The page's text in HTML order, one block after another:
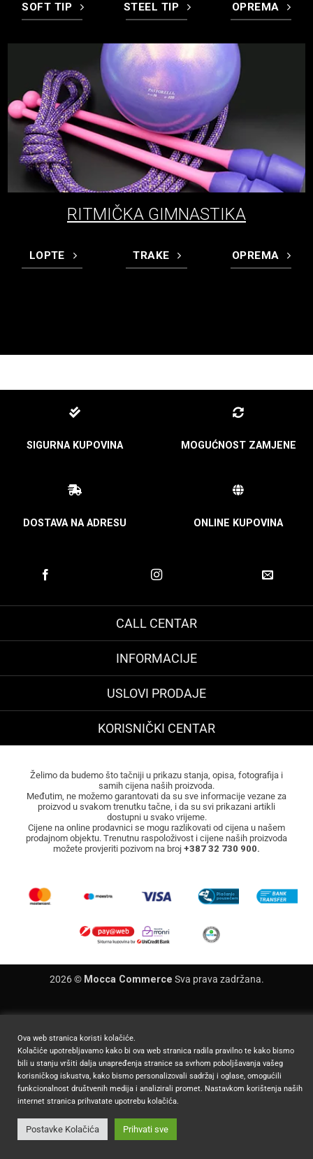
SOFT TIP STEEL TIP OPREMA
RITMIČKA GIMNASTIKA
LOPTE TRAKE OPREMA
SIGURNA KUPOVINA MOGUĆNOST ZAMJENE
DOSTAVA NA ADRESU ONLINE KUPOVINA
CALL CENTAR
INFORMACIJE
USLOVI PRODAJE
KORISNIČKI CENTAR
Želimo da budemo što tačniji u prikazu stanja, opisa, fotografija i
samih cijena naših proizvoda.
Međutim, ne možemo garantovati da su sve informacije vezane za
proizvod u svakom trenutku tačne, i da su svi prikazani artikli
dostupni u svako vrijeme.
Cijene na online prodavnici se mogu razlikovati od cijena u našem
prodajnom objektu. Trenutnu raspoloživost i cijene naših proizvoda
možete provjeriti pozivom na broj +387 32 730 900.
2026 © Mocca Commerce Sva prava zadržana.
Ova web stranica koristi kolačiće.
Kolačiće upotrebljavamo kako bi ova web stranica radila pravilno te kako bismo
bili u stanju vršiti dalja unapređenja stranice sa svrhom poboljšavanja vašeg
korisničkog iskustva, kako bismo personalizovali sadržaj i oglase, omogućili
funkcionalnost društvenih medija i analizirali promet. Nastavkom korištenja naših
internet stranica prihvatate upotrebu kolačića.
Postavke Kolačića Prihvati sve